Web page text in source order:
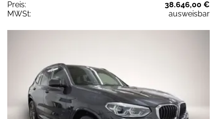
Preis:
38.646,00 €
MWSt:
ausweisbar